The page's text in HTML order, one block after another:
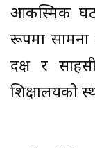
आकस्मिक
रूपमा सामना
दक्ष र
शिक्षालयको